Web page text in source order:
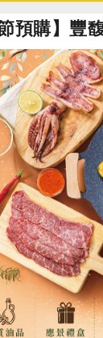
砂、雞蛋、無
作社指定原
用
其製品，對其
關鍵字
減硝酸鹽
預購】豐